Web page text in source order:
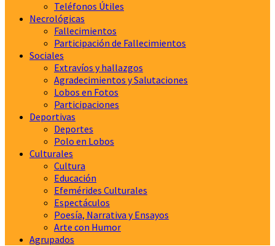
Teléfonos Útiles
Necrológicas
Fallecimientos
Participación de Fallecimientos
Sociales
Extravíos y hallazgos
Agradecimientos y Salutaciones
Lobos en Fotos
Participaciones
Deportivas
Deportes
Polo en Lobos
Culturales
Cultura
Educación
Efemérides Culturales
Espectáculos
Poesía, Narrativa y Ensayos
Arte con Humor
Agrupados